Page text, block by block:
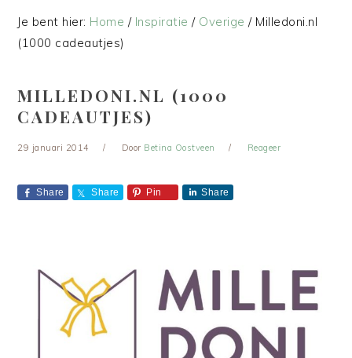
Je bent hier: Home / Inspiratie / Overige /Milledoni.nl
(1000 cadeautjes)
MILLEDONI.NL (1000
CADEAUTJES)
29 januari 2014 Door Betina Oostveen Reageer
Share Share Pin Share